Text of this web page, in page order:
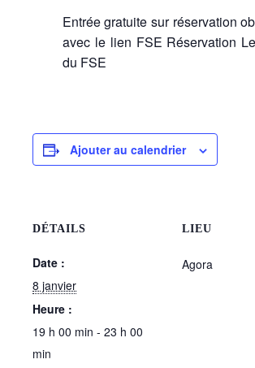
Entrée gratuite sur réservation
avec le lien FSE Réservation
du FSE
Ajouter au calendrier
DÉTAILS
Date :
8 janvier
Heure :
19 h 00 min - 23 h 00
min
LIEU
Agora